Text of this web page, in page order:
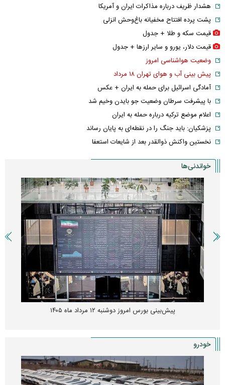
هشدار ظریف درباره مذاکرات ایران و آمریکا
پشت پرده افتتاح مخفیانه باغ‌وحش انزلی
قیمت سکه و طلا + جدول
قیمت دلار، یورو و سایر ارز‌ها + جدول
وضعیت هواشناسی امروز
پیش بینی آب و هوای تهران ۱۸ مرداد
آمادگی اسرائیل برای حمله به ایران + عکس
با پیشرفت سرطان وضعیت جو بایدن وخیم شد
اعلام موضع ترکیه درباره حمله به ایران
پزشکیان: باید جنگ را در نقطه‌ای به پایان رساند
نخستین واکنش ذوالقدر بعد از شایعات استعفا
خواندنی‌ها
پیش‌بینی بورس امروز دوشنبه ۱۲ مرداد ماه ۱۴۰۵
خودرو